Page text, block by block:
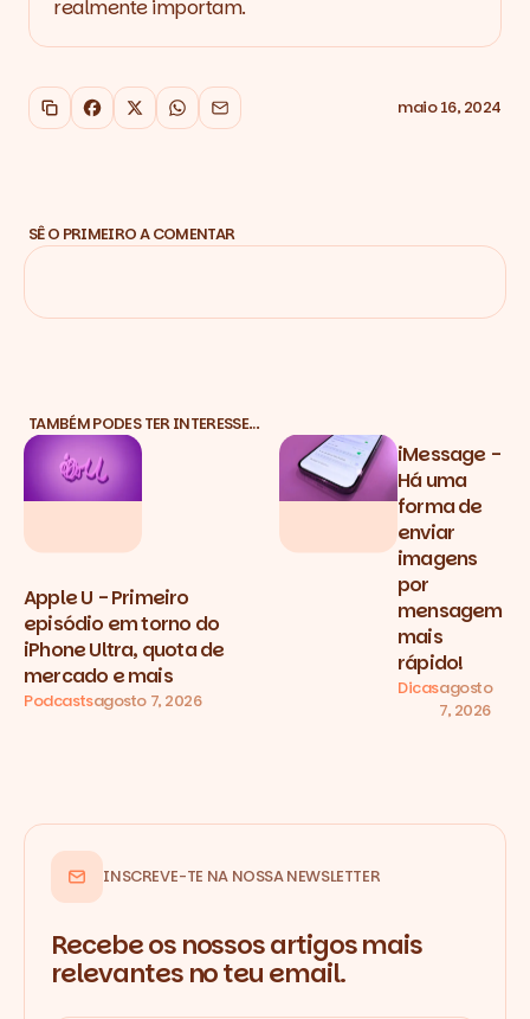
realmente importam.
Copiar link
Facebook
X WhatsApp
Email maio 16, 2024
SÊ O PRIMEIRO A COMENTAR
TAMBÉM PODES TER INTERESSE…
Apple U - Primeiro
episódio em torno do
iPhone Ultra, quota de
mercado e mais
Podcastsagosto 7, 2026
iMessage -
Há uma
forma de
enviar
imagens
por
mensagem
mais
rápido!
Dicasagosto
7, 2026
INSCREVE-TE NA NOSSA NEWSLETTER
Recebe os nossos artigos mais
relevantes no teu email.